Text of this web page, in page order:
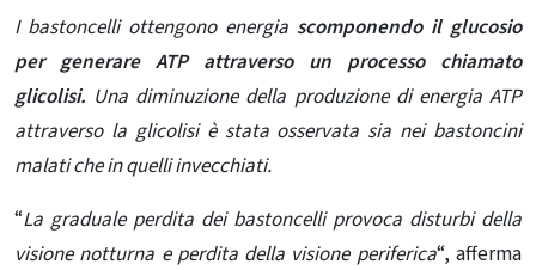
I bastoncelli ottengono energia scomponendo il glucosio
per generare ATP attraverso un processo chiamato
glicolisi. Una diminuzione della produzione di energia ATP
attraverso la glicolisi è stata osservata sia nei bastoncini
malati che in quelli invecchiati.
“La graduale perdita dei bastoncelli provoca disturbi della
visione notturna e perdita della visione periferica“, afferma